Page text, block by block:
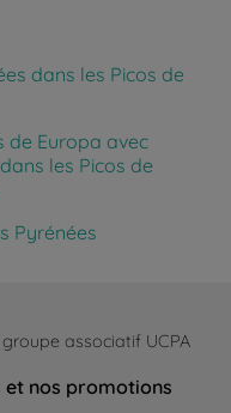
dans les Picos de
de Europa avec
les Picos de
Pyrénées
associatif UCPA
et nos promotions